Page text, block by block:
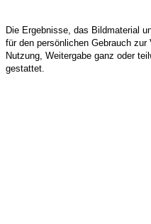
Die Ergebnisse, das Bildmaterial
für den persönlichen Gebrauch
Nutzung, Weitergabe ganz oder
gestattet.